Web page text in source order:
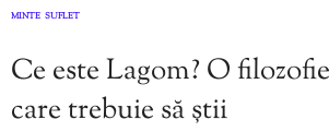
MINTE SUFLET
Ce este Lagom? O
care trebuie să știi